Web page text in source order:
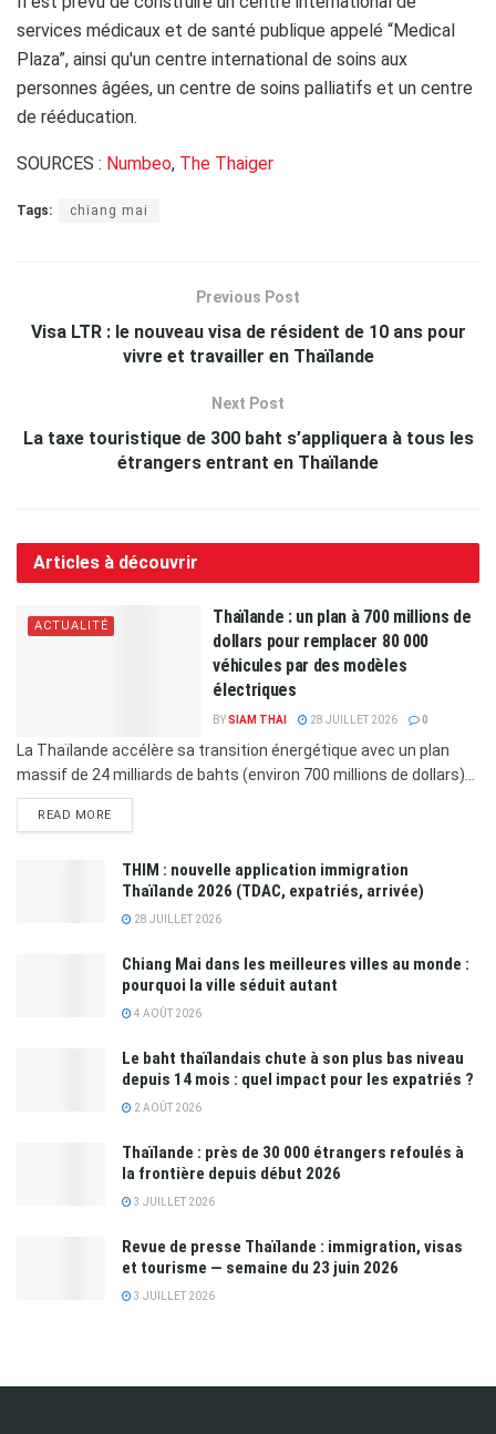
services médicaux et de santé publique appelé “Medical
Plaza”, ainsi qu'un centre international de soins aux
personnes âgées, un centre de soins palliatifs et un centre
de rééducation.
SOURCES : Numbeo, The Thaiger
Tags: chiang mai
Previous Post
Visa LTR : le nouveau visa de résident de 10 ans pour
vivre et travailler en Thaïlande
Next Post
La taxe touristique de 300 baht s’appliquera à tous les
étrangers entrant en Thaïlande
Articles à découvrir
ACTUALITÉ
Thaïlande : un plan à 700 millions de
dollars pour remplacer 80 000
véhicules par des modèles
électriques
BYSIAM THAI 28 JUILLET 2026 0
La Thaïlande accélère sa transition énergétique avec un plan
massif de 24 milliards de bahts (environ 700 millions de dollars)...
READ MORE
THIM : nouvelle application immigration
Thaïlande 2026 (TDAC, expatriés, arrivée)
28 JUILLET 2026
Chiang Mai dans les meilleures villes au monde :
pourquoi la ville séduit autant
4 AOÛT 2026
Le baht thaïlandais chute à son plus bas niveau
depuis 14 mois : quel impact pour les expatriés ?
2 AOÛT 2026
Thaïlande : près de 30 000 étrangers refoulés à
la frontière depuis début 2026
3 JUILLET 2026
Revue de presse Thaïlande : immigration, visas
et tourisme — semaine du 23 juin 2026
3 JUILLET 2026